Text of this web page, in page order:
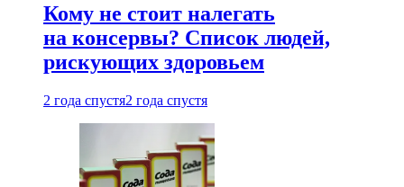
Кому не стоит налегать
на консервы? Список людей,
рискующих здоровьем
2 года спустя2 года спустя